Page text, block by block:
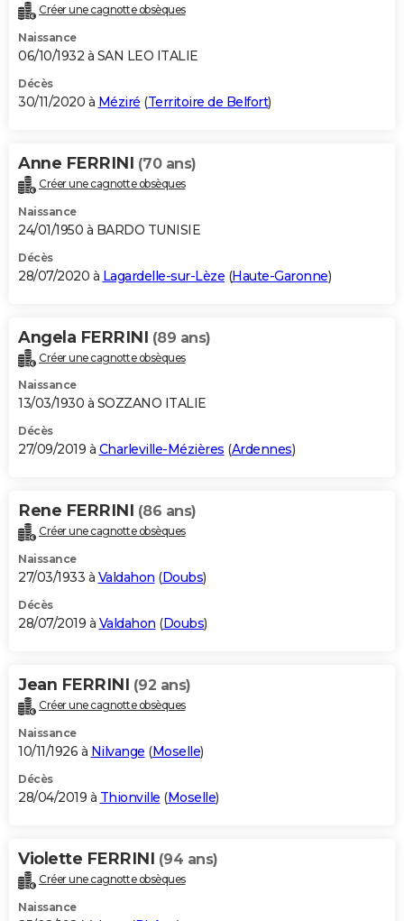
Créer une cagnotte obsèques
Naissance
06/10/1932 à SAN LEO ITALIE
Décès
30/11/2020 à Méziré (Territoire de Belfort)
Anne FERRINI (70 ans)
Créer une cagnotte obsèques
Naissance
24/01/1950 à BARDO TUNISIE
Décès
28/07/2020 à Lagardelle-sur-Lèze (Haute-Garonne)
Angela FERRINI (89 ans)
Créer une cagnotte obsèques
Naissance
13/03/1930 à SOZZANO ITALIE
Décès
27/09/2019 à Charleville-Mézières (Ardennes)
Rene FERRINI (86 ans)
Créer une cagnotte obsèques
Naissance
27/03/1933 à Valdahon (Doubs)
Décès
28/07/2019 à Valdahon (Doubs)
Jean FERRINI (92 ans)
Créer une cagnotte obsèques
Naissance
10/11/1926 à Nilvange (Moselle)
Décès
28/04/2019 à Thionville (Moselle)
Violette FERRINI (94 ans)
Créer une cagnotte obsèques
Naissance